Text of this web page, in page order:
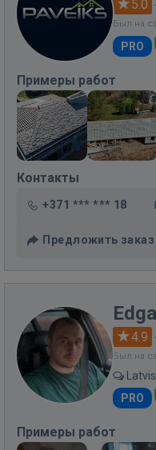
5.0 ·
Был на
PRO
Примеры работ
Контакты
+371 *** *** 18
Предложить заказ
4.9 ·
Был на
PRO
Примеры работ